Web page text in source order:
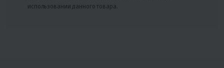
использовании данного товара.